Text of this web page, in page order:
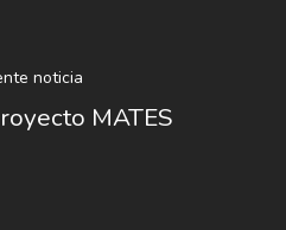
noticia
MATES